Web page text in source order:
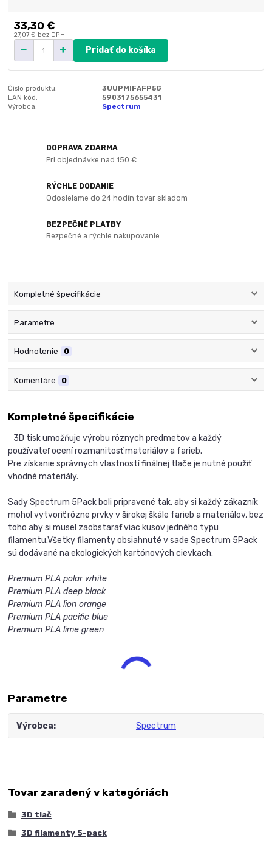
33,30 €
27,07 € bez DPH
Pridať do košíka
Číslo produktu:
3UUPMIFAFP5G
EAN kód:
5903175655431
Výrobca:
Spectrum
DOPRAVA ZDARMA
Pri objednávke nad 150 €
RÝCHLE DODANIE
Odosielame do 24 hodín tovar skladom
BEZPEČNÉ PLATBY
Bezpečné a rýchle nakupovanie
Kompletné špecifikácie
Parametre
Hodnotenie 0
Komentáre 0
Kompletné špecifikácie
3D tisk umožňuje výrobu rôznych predmetov a každý
používateľ ocení rozmanitosť materiálov a farieb.
Pre získanie správnych vlastností finálnej tlače je nutné použiť
vhodné materiály.
Sady Spectrum 5Pack boli pripravené tak, aby si každý zákazník
mohol vytvoriť rôzne prvky v širokej škále farieb a materiálov, bez
toho aby si musel zaobstarať viac kusov jedného typu
filamentu.Všetky filamenty obsiahnuté v sade Spectrum 5Pack
sú dodávané na ekologických kartónových cievkach.
Premium PLA polar white
Premium PLA deep black
Premium PLA lion orange
Premium PLA pacific blue
Premium PLA lime green
Parametre
Výrobca Spectrum
Tovar zaradený v kategóriách
3D tlač
3D filamenty 5-pack